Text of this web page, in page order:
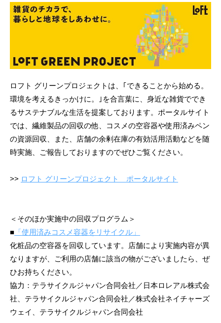
ロフト グリーンプロジェクトは、｢できることから始める。
環境を考えるきっかけに。｣を合言葉に、身近な雑貨ででき
るサステナブルな生活を提案しております。ポータルサイト
では、繊維製品の回収の他、コスメの空容器や使用済みペン
の資源回収、また、店舗の余剰在庫の有効活用活動などを随
時実施、ご報告しておりますのでぜひご覧ください。
>> ロフト グリーンプロジェクト ポータルサイト
＜そのほか実施中の回収プログラム＞
■ 「使用済みコスメ容器をリサイクル」
化粧品の空容器を回収しています。店舗により実施内容が異
なりますが、ご利用の店舗に該当の物がございましたら、ぜ
ひお持ちください。
協力：テラサイクルジャパン合同会社／日本ロレアル株式会
社、テラサイクルジャパン合同会社／株式会社ネイチャーズ
ウェイ、テラサイクルジャパン合同会社